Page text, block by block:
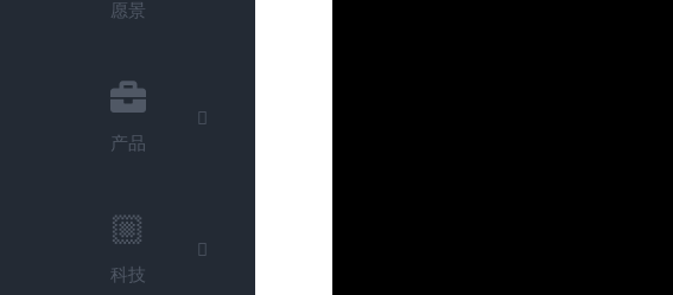
愿景
产品
科技